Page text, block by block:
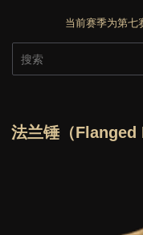
当前赛季为第七
法兰锤（